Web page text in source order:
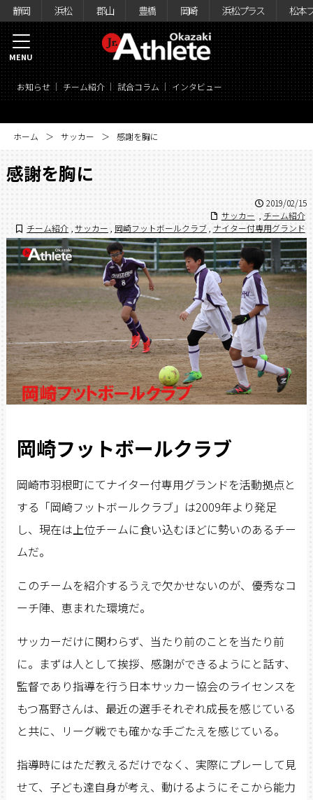
静岡 浜松 郡山 豊橋 岡崎 浜松プラス 松本
お知らせ チーム紹介 試合コラム インタビュー
MENU
ホーム サッカー 感謝を胸に
感謝を胸に
2019/02/15
サッカー
チーム紹介
チーム紹介 サッカー 岡崎フットボールクラブ ナイター付専用グランド
岡崎フットボールクラブ
岡崎市羽根町にてナイター付専用グランドを活動拠点と
する「岡崎フットボールクラブ」は2009年より発足
し、現在は上位チームに食い込むほどに勢いのあるチー
ムだ。
このチームを紹介するうえで欠かせないのが、優秀なコ
ーチ陣、恵まれた環境だ。
サッカーだけに関わらず、当たり前のことを当たり前
に。まずは人として挨拶、感謝ができるようにと話す、
監督であり指導を行う日本サッカー協会のライセンスを
もつ髙野さんは、最近の選手それぞれ成長を感じている
と共に、リーグ戦でも確かな手ごたえを感じている。
指導時にはただ教えるだけでなく、実際にプレーして見
せて、子ども達自身が考え、動けるようにそこから能力